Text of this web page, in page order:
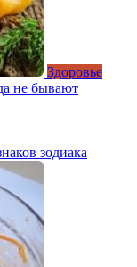
Здоровье
не бывают
зодиака